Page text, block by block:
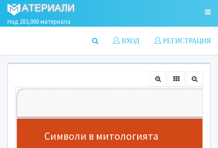
Над 283,000 материала
РЕГИСТРАЦИЯ
ВХОД